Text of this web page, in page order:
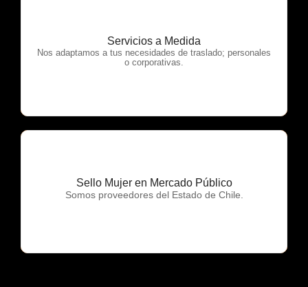
Servicios a Medida
Nos adaptamos a tus necesidades de traslado; personales
o corporativas.
OTP Servicios
Sello Mujer en Mercado Público
Somos proveedores del Estado de Chile.
OTP Servicios